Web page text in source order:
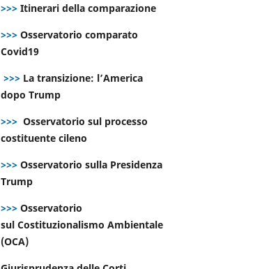
>>> Itinerari della comparazione
>>> Osservatorio comparato
Covid19
>>> La transizione: l’America
dopo Trump
>>> Osservatorio sul processo
costituente cileno
>>> Osservatorio sulla Presidenza
Trump
>>> Osservatorio
sul Costituzionalismo Ambientale
(OCA)